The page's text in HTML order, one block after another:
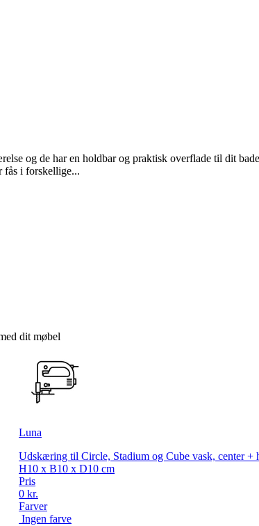
og de har en holdbar og praktisk overflade til dit
fås i forskellige...
dit møbel
Luna
Udskæring til Circle, Stadium og Cube vask, center +
H10 x B10 x D10 cm
Pris
0 kr.
Farver
Ingen farve